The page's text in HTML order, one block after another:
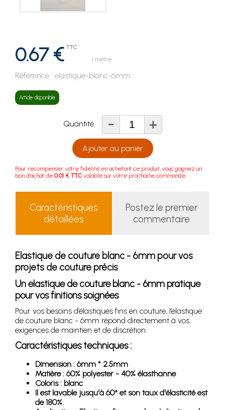
0.67 € TTC
1 mètre
Référence : elastique-blanc-6mm
Article disponible
Quantité - +
Ajouter au panier
Pour récompenser votre fidélité en achetant ce produit, vous gagnez un
bon d'achat de 0.01 € TTC valable sur votre prochaine commande.
Caractéristiques
détaillées
Postez le premier
commentaire
Elastique de couture blanc - 6mm pour vos
projets de couture précis
Un elastique de couture blanc - 6mm pratique
pour vos finitions soignées
Pour vos besoins d’élastiques fins en couture, l’elastique
de couture blanc - 6mm répond directement à vos
exigences de maintien et de discrétion.
Caractéristiques techniques :
Dimension : 6mm * 2.5mm
Matière : 60% polyester - 40% élasthanne
Coloris : blanc
Il est lavable jusqu'à 60° et son taux d'élasticité est
de 180%.